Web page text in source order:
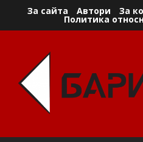
За сайта Автори За
Политика